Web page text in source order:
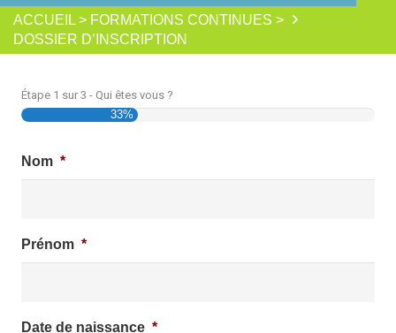
ACCUEIL > FORMATIONS CONTINUES >
DOSSIER D’INSCRIPTION
Étape 1 sur 3 - Qui êtes vous ?
33%
Nom *
Prénom *
Date de naissance *